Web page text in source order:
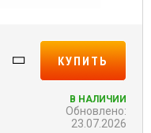
КУПИТЬ
В НАЛИЧИИ
Обновлено:
23.07.2026